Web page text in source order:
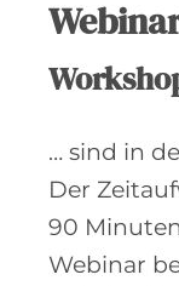
… sind in
Der
90
Webinar